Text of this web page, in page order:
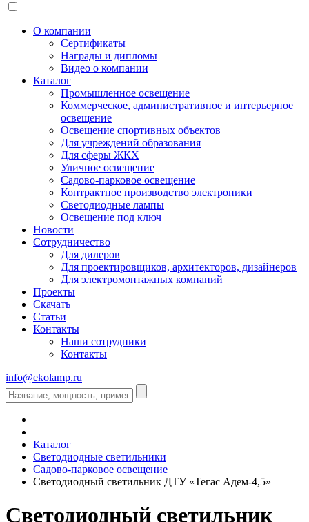
О компании
Сертификаты
Награды и дипломы
Видео о компании
Каталог
Промышленное освещение
Коммерческое, административное и интерьерное
освещение
Освещение спортивных объектов
Для учреждений образования
Для сферы ЖКХ
Уличное освещение
Садово-парковое освещение
Контрактное производство электроники
Светодиодные лампы
Освещение под ключ
Новости
Сотрудничество
Для дилеров
Для проектировщиков, архитекторов, дизайнеров
Для электромонтажных компаний
Проекты
Скачать
Статьи
Контакты
Наши сотрудники
Контакты
info@ekolamp.ru
Каталог
Светодиодные светильники
Садово-парковое освещение
Светодиодный светильник ДТУ «Тегас Адем-4,5»
Светодиодный светильник